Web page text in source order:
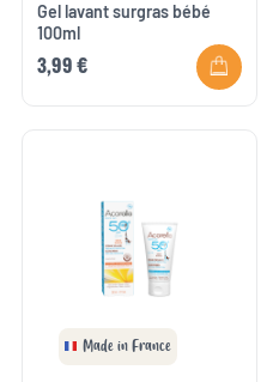
Gel lavant surgras bébé
100ml
3,99 €
Made in France